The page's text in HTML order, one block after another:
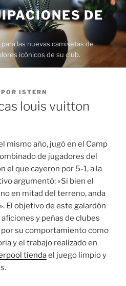
DE
las nuevas camisetas de
icónicos de su club.
POR ISTERN
louis vuitton
mismo año, jugó en el Camp
de jugadores del
el que cayeron por 5-1, a la
argumentó: «Si bien el
en mitad del terreno, anda
El objetivo de este galardón
y peñas de clubes
su comportamiento como
y el trabajo realizado en
tiendael juego limpio y